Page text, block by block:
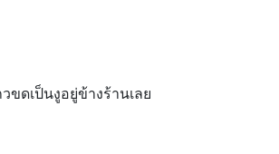
ขดเป็นงูอยู่ข้างร้านเลย